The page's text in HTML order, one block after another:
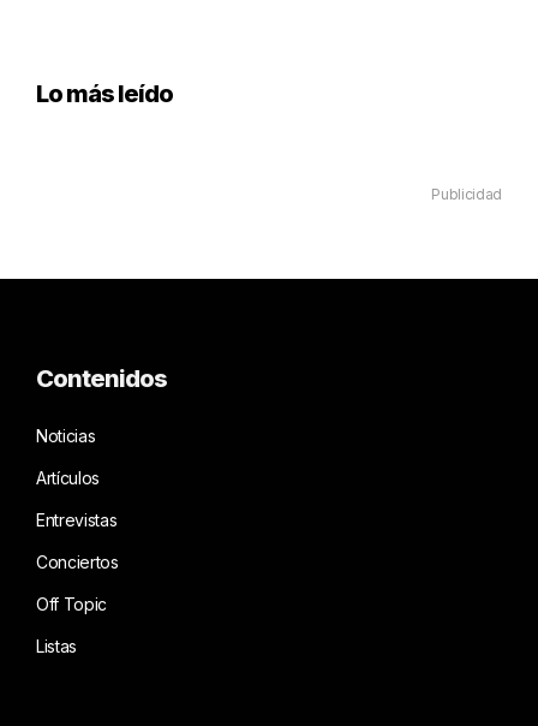
Lo más leído
Publicidad
Contenidos
Noticias
Artículos
Entrevistas
Conciertos
Off Topic
Listas